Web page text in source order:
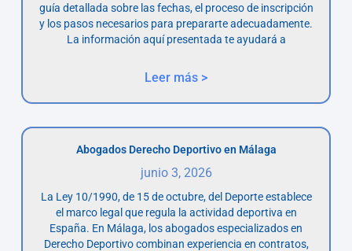
guía detallada sobre las fechas, el proceso de inscripción
y los pasos necesarios para prepararte adecuadamente.
La información aquí presentada te ayudará a
Leer más >
Abogados Derecho Deportivo en Málaga
junio 3, 2026
La Ley 10/1990, de 15 de octubre, del Deporte establece
el marco legal que regula la actividad deportiva en
España. En Málaga, los abogados especializados en
Derecho Deportivo combinan experiencia en contratos,